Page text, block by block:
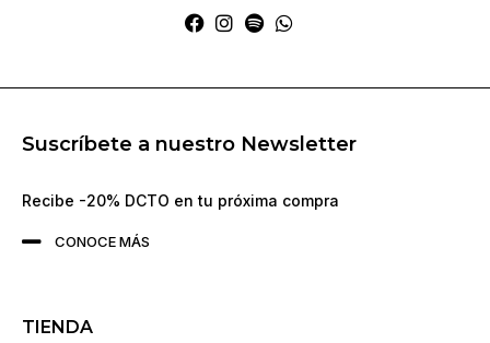
Suscríbete a nuestro Newsletter
Recibe -20% DCTO en tu próxima compra
CONOCE MÁS
TIENDA